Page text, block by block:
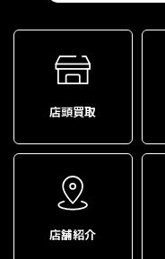
店頭買取
店舗紹介